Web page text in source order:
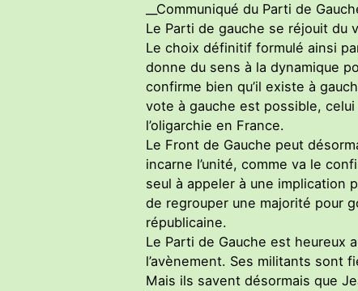
__Communiqué du Parti de
Le Parti de gauche se réjouit du
Le choix définitif formulé ainsi
donne du sens à la dynamique
confirme bien qu’il existe à
vote à gauche est possible,
l’oligarchie en France.
Le Front de Gauche peut
incarne l’unité, comme va le
seul à appeler à une implication
de regrouper une majorité pour
républicaine.
Le Parti de Gauche est heureux
l’avènement. Ses militants sont
Mais ils savent désormais que